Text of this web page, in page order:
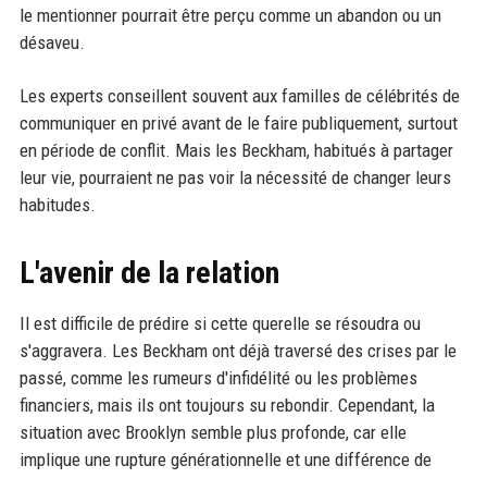
le mentionner pourrait être perçu comme un abandon ou un
désaveu.
Les experts conseillent souvent aux familles de célébrités de
communiquer en privé avant de le faire publiquement, surtout
en période de conflit. Mais les Beckham, habitués à partager
leur vie, pourraient ne pas voir la nécessité de changer leurs
habitudes.
L'avenir de la relation
Il est difficile de prédire si cette querelle se résoudra ou
s'aggravera. Les Beckham ont déjà traversé des crises par le
passé, comme les rumeurs d'infidélité ou les problèmes
financiers, mais ils ont toujours su rebondir. Cependant, la
situation avec Brooklyn semble plus profonde, car elle
implique une rupture générationnelle et une différence de